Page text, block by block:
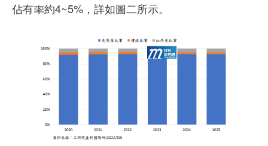
佔有率約4~5%，詳如圖二所示。